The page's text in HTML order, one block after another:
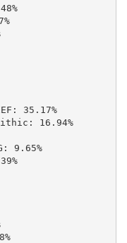
35.17%
16.94%
9.65%